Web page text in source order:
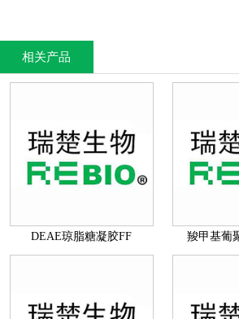
相关产品
DEAE琼脂糖凝胶FF 羧甲基葡